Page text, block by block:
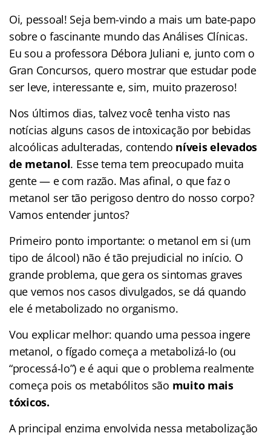
Oi, pessoal! Seja bem-vindo a mais um bate-papo
sobre o fascinante mundo das Análises Clínicas.
Eu sou a professora Débora Juliani e, junto com o
Gran Concursos, quero mostrar que estudar pode
ser leve, interessante e, sim, muito prazeroso!
Nos últimos dias, talvez você tenha visto nas
notícias alguns casos de intoxicação por bebidas
alcoólicas adulteradas, contendo níveis elevados
de metanol. Esse tema tem preocupado muita
gente — e com razão. Mas afinal, o que faz o
metanol ser tão perigoso dentro do nosso corpo?
Vamos entender juntos?
Primeiro ponto importante: o metanol em si (um
tipo de álcool) não é tão prejudicial no início. O
grande problema, que gera os sintomas graves
que vemos nos casos divulgados, se dá quando
ele é metabolizado no organismo.
Vou explicar melhor: quando uma pessoa ingere
metanol, o fígado começa a metabolizá-lo (ou
“processá-lo”) e é aqui que o problema realmente
começa pois os metabólitos são muito mais
tóxicos.
A principal enzima envolvida nessa metabolização